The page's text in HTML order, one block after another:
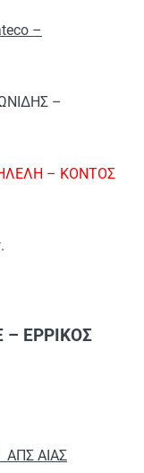
–
–
– ΚΟΝΤΟΣ
– ΕΡΡΙΚΟΣ
ΑΙΑΣ